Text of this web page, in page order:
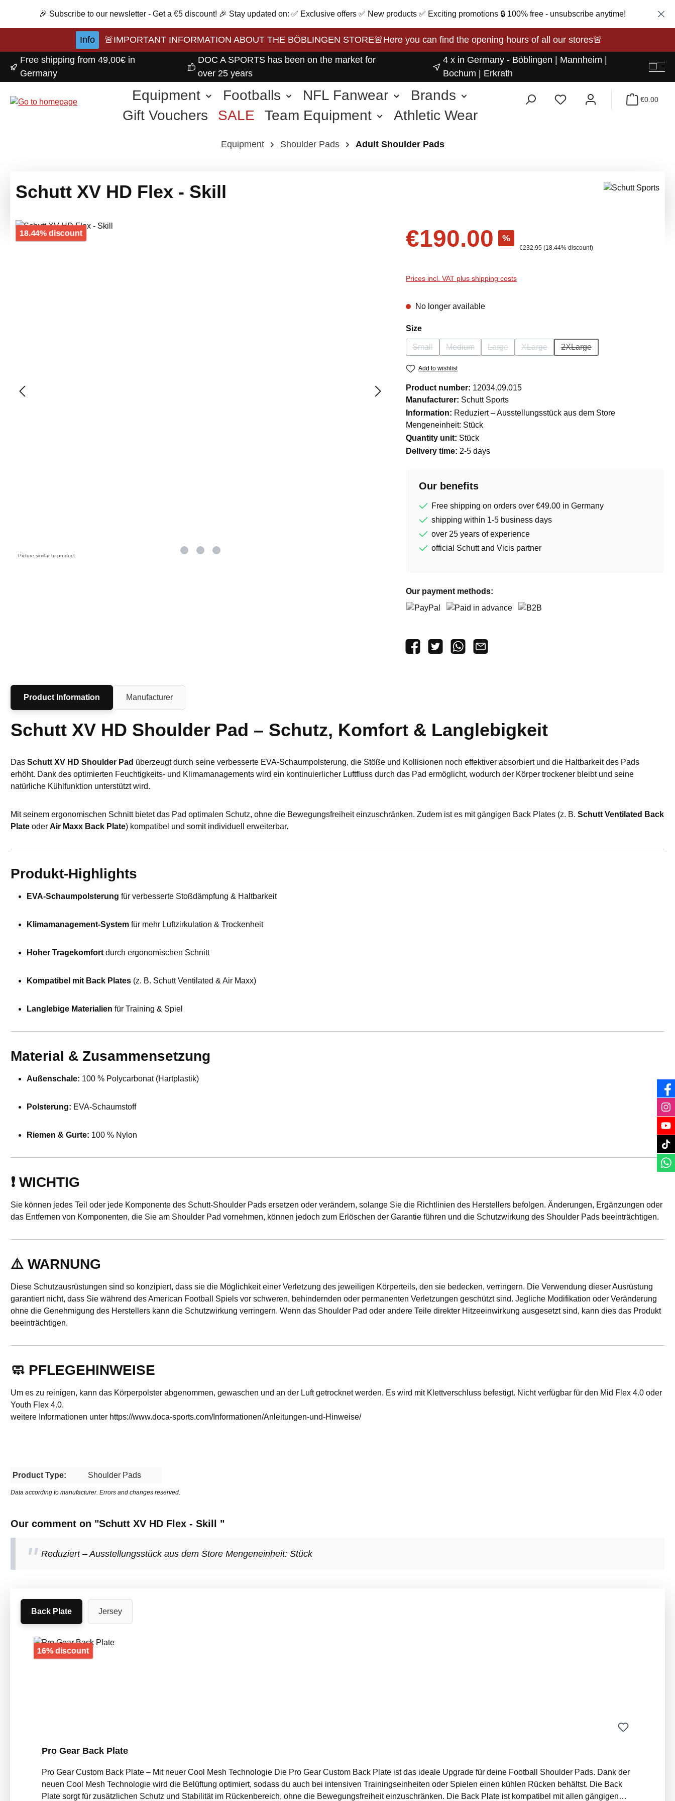
to main content
Skip to search
Skip to main navigation
🎉 Subscribe to our newsletter - Get a €5 discount! 🎉 Stay updated on: ✅ Exclusive offers ✅ New products ✅ Exciting promotions 🔒 100% free - unsubscribe anytime!
Info
🚨IMPORTANT INFORMATION ABOUT THE BÖBLINGEN STORE🚨Here you can find the opening hours of all our stores🚨
Free shipping from 49,00€ in
Germany
DOC A SPORTS has been on the market for
over 25 years
4 x in Germany - Böblingen | Mannheim |
Bochum | Erkrath
Equipment Footballs NFL Fanwear
Brands
Gift Vouchers
SALE Team Equipment
Athletic Wear
€0.00
Equipment Shoulder Pads Adult Shoulder Pads
Schutt XV HD Flex - Skill
Skip image gallery
18.44% discount
Picture similar to product
€190.00 %
Regular price:
€232.95 (18.44% discount)
Prices incl. VAT plus shipping costs
No longer available
Select
Size
Small
(This option is currently unavailable.)
Medium
(This option is currently unavailable.)
Large
(This option is currently unavailable.)
XLarge
(This option is currently unavailable.)
2XLarge
(This option is currently
Add to wishlist
Product number: 12034.09.015
Manufacturer: Schutt Sports
Information: Reduziert – Ausstellungsstück aus dem Store
Mengeneinheit: Stück
Quantity unit: Stück
Delivery time: 2-5 days
Our benefits
Free shipping on orders over €49.00 in Germany
shipping within 1-5 business days
over 25 years of experience
official Schutt and Vicis partner
Our payment methods:
Product Information Manufacturer
Schutt XV HD Shoulder Pad – Schutz, Komfort & Langlebigkeit
Das Schutt XV HD Shoulder Pad überzeugt durch seine verbesserte EVA-Schaumpolsterung, die Stöße und Kollisionen noch effektiver absorbiert und die Haltbarkeit des Pads
erhöht. Dank des optimierten Feuchtigkeits- und Klimamanagements wird ein kontinuierlicher Luftfluss durch das Pad ermöglicht, wodurch der Körper trockener bleibt und seine
natürliche Kühlfunktion unterstützt wird.
Mit seinem ergonomischen Schnitt bietet das Pad optimalen Schutz, ohne die Bewegungsfreiheit einzuschränken. Zudem ist es mit gängigen Back Plates (z. B. Schutt Ventilated Back
Plate oder Air Maxx Back Plate) kompatibel und somit individuell erweiterbar.
Produkt-Highlights
EVA-Schaumpolsterung für verbesserte Stoßdämpfung & Haltbarkeit
Klimamanagement-System für mehr Luftzirkulation & Trockenheit
Hoher Tragekomfort durch ergonomischen Schnitt
Kompatibel mit Back Plates (z. B. Schutt Ventilated & Air Maxx)
Langlebige Materialien für Training & Spiel
Material & Zusammensetzung
Außenschale: 100 % Polycarbonat (Hartplastik)
Polsterung: EVA-Schaumstoff
Riemen & Gurte: 100 % Nylon
❗ WICHTIG
Sie können jedes Teil oder jede Komponente des Schutt-Shoulder Pads ersetzen oder verändern, solange Sie die Richtlinien des Herstellers befolgen. Änderungen, Ergänzungen oder
das Entfernen von Komponenten, die Sie am Shoulder Pad vornehmen, können jedoch zum Erlöschen der Garantie führen und die Schutzwirkung des Shoulder Pads beeinträchtigen.
⚠️ WARNUNG
Diese Schutzausrüstungen sind so konzipiert, dass sie die Möglichkeit einer Verletzung des jeweiligen Körperteils, den sie bedecken, verringern. Die Verwendung dieser Ausrüstung
garantiert nicht, dass Sie während des American Football Spiels vor schweren, behindernden oder permanenten Verletzungen geschützt sind. Jegliche Modifikation oder Veränderung
ohne die Genehmigung des Herstellers kann die Schutzwirkung verringern. Wenn das Shoulder Pad oder andere Teile direkter Hitzeeinwirkung ausgesetzt sind, kann dies das Produkt
beeinträchtigen.
🧼 PFLEGEHINWEISE
Um es zu reinigen, kann das Körperpolster abgenommen, gewaschen und an der Luft getrocknet werden. Es wird mit Klettverschluss befestigt. Nicht verfügbar für den Mid Flex 4.0 oder
Youth Flex 4.0.
weitere Informationen unter https://www.doca-sports.com/Informationen/Anleitungen-und-Hinweise/
Product Type: Shoulder Pads
Data according to manufacturer. Errors and changes reserved.
Our comment on "Schutt XV HD Flex - Skill "
Reduziert – Ausstellungsstück aus dem Store Mengeneinheit: Stück
Back Plate Jersey
Skip product gallery
16% discount
Pro Gear Back Plate
Pro Gear Custom Back Plate – Mit neuer Cool Mesh Technologie Die Pro Gear Custom Back Plate ist das ideale Upgrade für deine Football Shoulder Pads. Dank der
neuen Cool Mesh Technologie wird die Belüftung optimiert, sodass du auch bei intensiven Trainingseinheiten oder Spielen einen kühlen Rücken behältst. Die Back
Plate sorgt für zusätzlichen Schutz und Stabilität im Rückenbereich, ohne die Bewegungsfreiheit einzuschränken. Die Back Plate ist kompatibel mit allen gängigen